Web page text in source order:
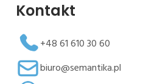
Kontakt
+48 61 610 30 60
biuro@semantika.pl